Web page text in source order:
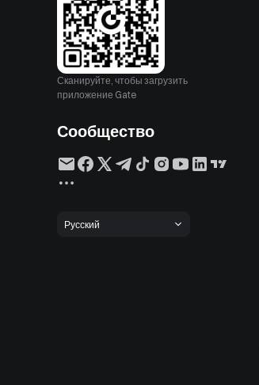
Сканируйте, чтобы загрузить
приложение Gate
Сообщество
Русский